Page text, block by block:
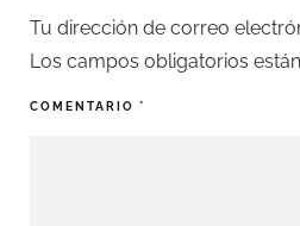
Tu dirección de correo
Los campos obligatorios
COMENTARIO *